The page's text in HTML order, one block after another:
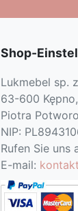
Shop-
Lukmebel sp.
63-600
Piotra
NIP:
Rufen Sie uns
E-mail: